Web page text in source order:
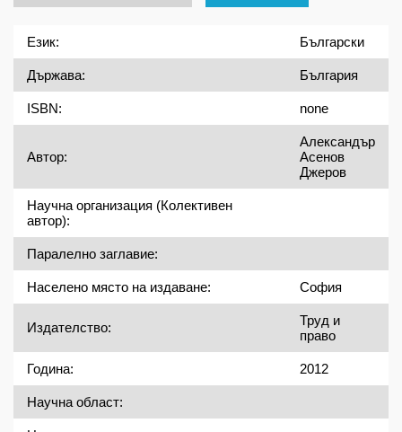
Език: Български
Държава: България
ISBN: none
Автор:
Александър Асенов Джеров
Научна организация (Колективен
автор):
Паралелно заглавие:
Населено място на издаване: София
Издателство: Труд и право
Година: 2012
Научна област: